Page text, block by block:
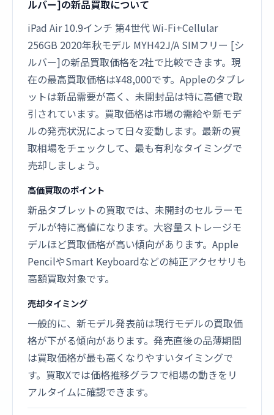
ルバー]の新品買取について
iPad Air 10.9インチ 第4世代 Wi-Fi+Cellular
256GB 2020年秋モデル MYH42J/A SIMフリー [シ
ルバー]の新品買取価格を2社で比較できます。現
在の最高買取価格は¥48,000です。Appleのタブレ
ットは新品需要が高く、未開封品は特に高値で取
引されています。買取価格は市場の需給や新モデ
ルの発売状況によって日々変動します。最新の買
取相場をチェックして、最も有利なタイミングで
売却しましょう。
高価買取のポイント
新品タブレットの買取では、未開封のセルラーモ
デルが特に高値になります。大容量ストレージモ
デルほど買取価格が高い傾向があります。Apple
PencilやSmart Keyboardなどの純正アクセサリも
高額買取対象です。
売却タイミング
一般的に、新モデル発表前は現行モデルの買取価
格が下がる傾向があります。発売直後の品薄期間
は買取価格が最も高くなりやすいタイミングで
す。買取Xでは価格推移グラフで相場の動きをリ
アルタイムに確認できます。